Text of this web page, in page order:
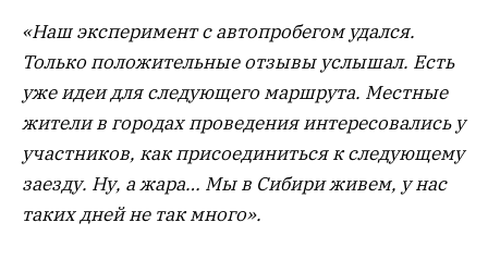
«Наш эксперимент с автопробегом удался.
Только положительные отзывы услышал. Есть
уже идеи для следующего маршрута. Местные
жители в городах проведения интересовались у
участников, как присоединиться к следующему
заезду. Ну, а жара… Мы в Сибири живем, у нас
таких дней не так много».